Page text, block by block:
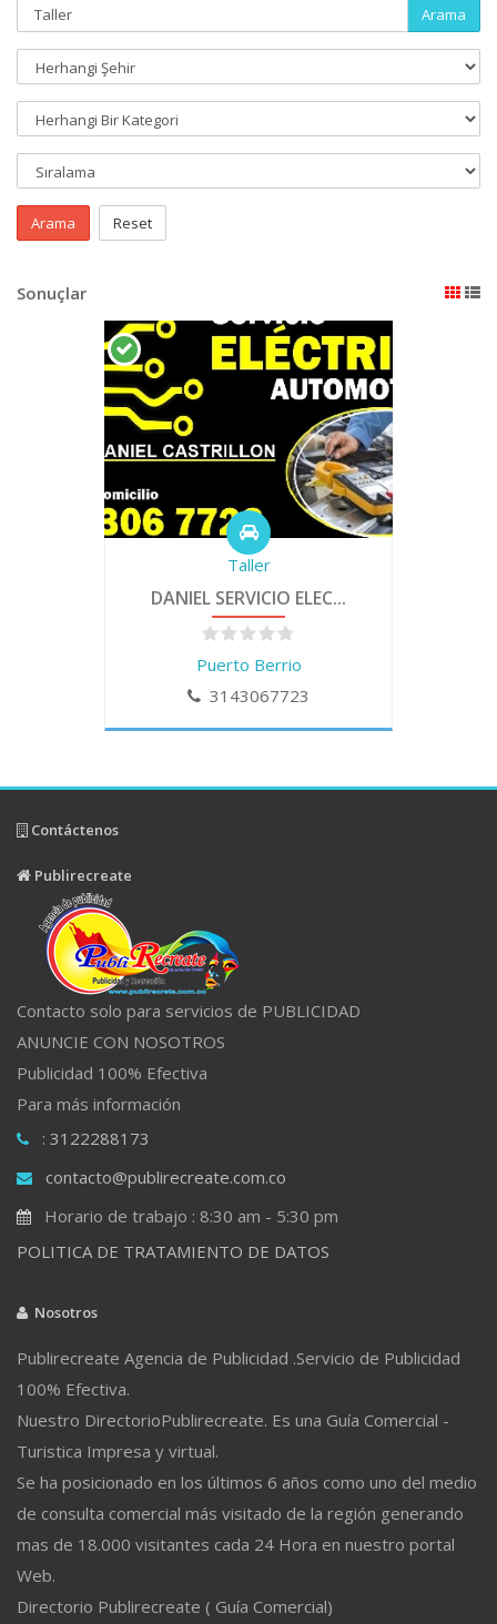
Arama
Arama Reset
Sonuçlar
Taller
DANIEL SERVICIO ELEC...
Puerto Berrio
3143067723
Contáctenos
Publirecreate
Contacto solo para servicios de PUBLICIDAD
ANUNCIE CON NOSOTROS
Publicidad 100% Efectiva
Para más información
: 3122288173
contacto@publirecreate.com.co
Horario de trabajo : 8:30 am - 5:30 pm
POLITICA DE TRATAMIENTO DE DATOS
Nosotros
Publirecreate Agencia de Publicidad .Servicio de Publicidad
100% Efectiva.
Nuestro DirectorioPublirecreate. Es una Guía Comercial -
Turistica Impresa y virtual.
Se ha posicionado en los últimos 6 años como uno del medio
de consulta comercial más visitado de la región generando
mas de 18.000 visitantes cada 24 Hora en nuestro portal
Web.
Directorio Publirecreate ( Guía Comercial)